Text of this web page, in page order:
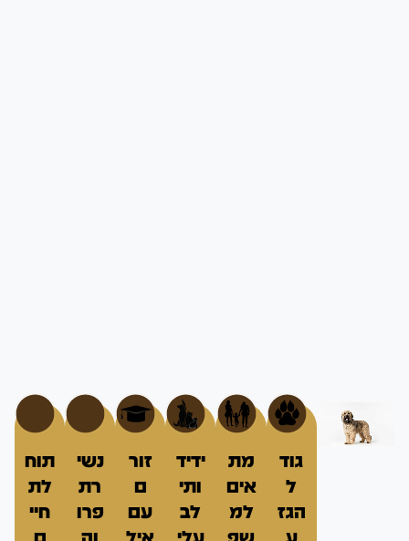
גוד
ל
הגז
מת
אים
למ
ידיד
ותי
לב
זור
ם
עם
נשי
רת
פרו
תוח
לת
חיי